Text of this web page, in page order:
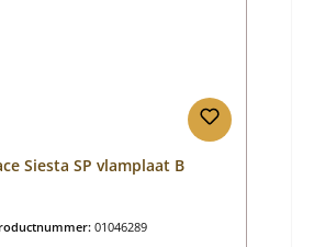
Siesta SP vlamplaat B
01046289